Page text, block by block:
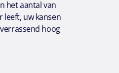
het aantal van
leeft, uw kansen
hoog